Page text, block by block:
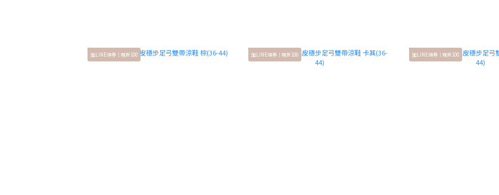
加LINE領券｜現折100 加LINE領券｜現折100 加LINE領券｜現折100